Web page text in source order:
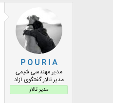
و
ض
و
خ
ش
P O U R I A
مدیر مهندسی شیمی
مدیر تالار گفتگوی آزاد
مدیر تالار